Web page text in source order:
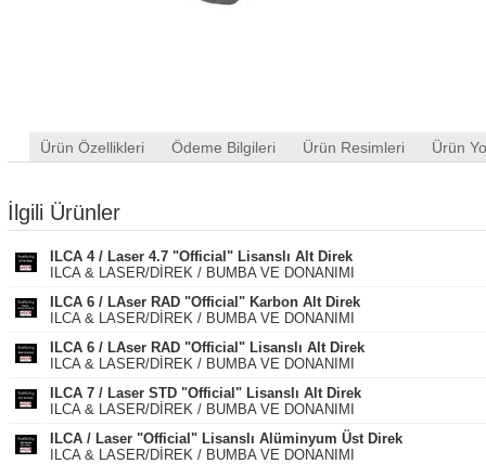
Ürün Özellikleri Ödeme Bilgileri Ürün Resimleri Ürün
İlgili Ürünler
ILCA 4 / Laser 4.7 "Official" Lisanslı Alt Direk
ILCA & LASER/DİREK / BUMBA VE DONANIMI
ILCA 6 / LAser RAD "Official" Karbon Alt Direk
ILCA & LASER/DİREK / BUMBA VE DONANIMI
ILCA 6 / LAser RAD "Official" Lisanslı Alt Direk
ILCA & LASER/DİREK / BUMBA VE DONANIMI
ILCA 7 / Laser STD "Official" Lisanslı Alt Direk
ILCA & LASER/DİREK / BUMBA VE DONANIMI
ILCA / Laser "Official" Lisanslı Alüminyum Üst Direk
ILCA & LASER/DİREK / BUMBA VE DONANIMI